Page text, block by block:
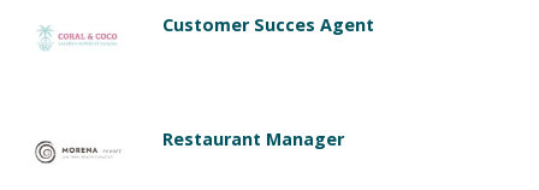
Customer Succes Agent
Restaurant Manager